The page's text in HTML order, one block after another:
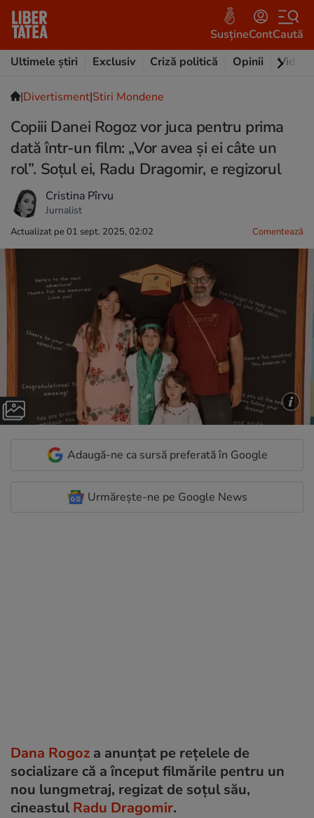
SusțineContCaută
Ultimele știri
Exclusiv Criză politică Opinii Video
|Divertisment|Stiri Mondene
Copiii Danei Rogoz vor juca pentru prima
dată într-un film: „Vor avea și ei câte un
rol”. Soțul ei, Radu Dragomir, e regizorul
Cristina Pîrvu
Jurnalist
Actualizat pe 01 sept. 2025, 02:02 Comentează
Adaugă-ne ca sursă preferată în Google
Urmărește-ne pe Google News
Dana Rogoz a anunțat pe rețelele de
socializare că a început filmările pentru un
nou lungmetraj, regizat de soțul său,
cineastul Radu Dragomir.